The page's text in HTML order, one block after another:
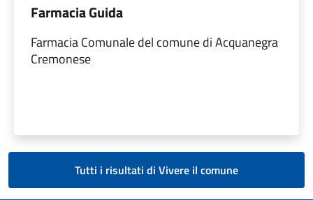
Farmacia Guida
Farmacia Comunale del comune di Acquanegra
Cremonese
Tutti i risultati di Vivere il comune